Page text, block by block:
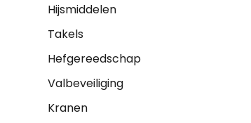
Hijsmiddelen
Takels
Hefgereedschap
Valbeveiliging
Kranen